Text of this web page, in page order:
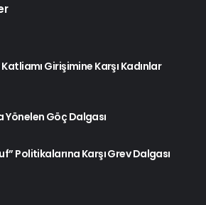
Girişimine Karşı Kadınlar
Yönelen Göç Dalgası
Politikalarına Karşı Grev Dalgası